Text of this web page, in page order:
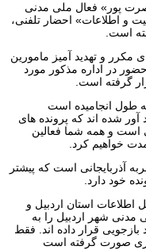
ماه ۱۳۹۹ «شاپور نصرت پور» فعال ملی مدنی
و اطلاعات» احضار تلفنی،
است.
مکرر و تهدید آمیز مامورین
در اداره مذکور مورد
گرفته است.
که بیش از ۴ ساعت به طول انجامیده است
آور شده اند که پرونده های
است و همه شما فعالین
خواهیم کرد.
آذربایجانی است که پیشتر
خود دارد.
اخیر اداره کل اطلاعات استان اردبیل و
مدنی شهر اردبیل را به
قرار داده اند. فقط
صورت گرفته است